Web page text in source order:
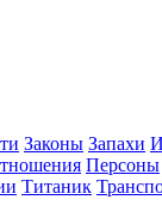
Законы Запахи
Персоны
Титаник